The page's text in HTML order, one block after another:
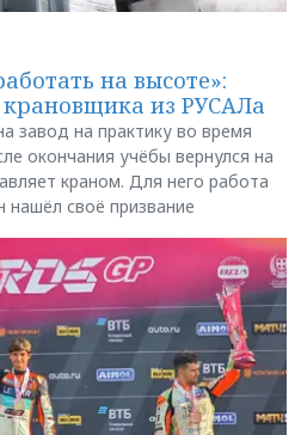
на высоте»:
крановщика из РУСАЛа
завод на практику во время
окончания учёбы вернулся на
краном. Для него работа
своё призвание